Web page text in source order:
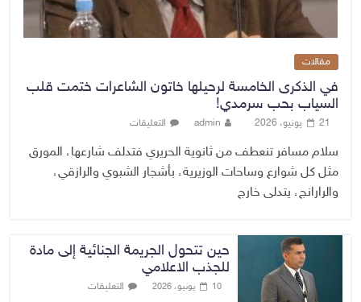
مقالات
في الذكرى الخامسة لرحيلها خاتون الشاعرات ختمت قلب
السياب بحب سرمدي!
21 يونيو، 2026 admin التعليقات
سلام مسافر تنعطف من ثانوية الحريري فتدلف شارعها، المورق
مثل كل شوارع وساحات الوزيرية، بأشجار الشبوي والرازقي،
والرارانج، يتدلى خارج
حين تتحول الجريمة الجنائية إلى مادة
للجذب الاعلامي
10 يونيو، 2026 التعليقات